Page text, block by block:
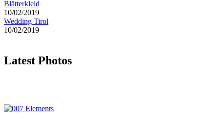
Blätterkleid
10/02/2019
Wedding Tirol
10/02/2019
Latest Photos